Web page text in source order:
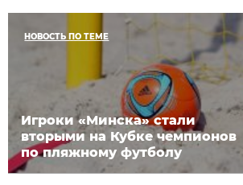
НОВОСТЬ ПО ТЕМЕ
Игроки «Минска» стали
вторыми на Кубке чемпионов
по пляжному футболу